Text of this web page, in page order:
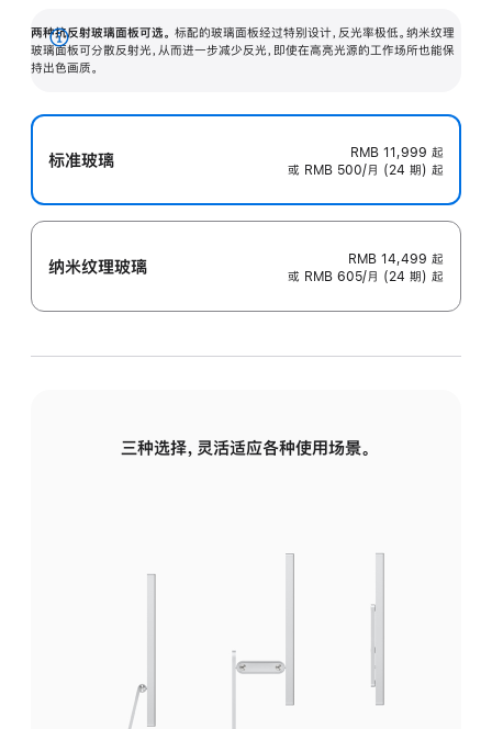
两种抗反射玻璃面板可选。 标配的玻璃面板经过特别设计，反光率极低。纳米纹理
玻璃面板可分散反射光，从而进一步减少反光，即使在高亮光源的工作场所也能保
持出色画质。
展
开
标准玻璃 RMB 11,999 起
或 RMB 500/月 (24 期) 起
纳米纹理玻璃 RMB 14,499 起
或 RMB 605/月 (24 期) 起
三种选择，灵活适应各种使用场景。